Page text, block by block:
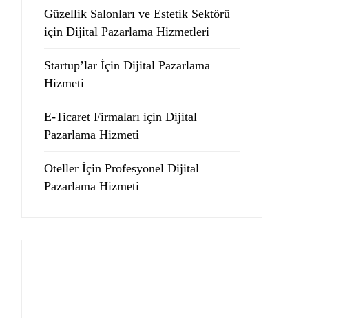
Güzellik Salonları ve Estetik Sektörü
için Dijital Pazarlama Hizmetleri
Startup’lar İçin Dijital Pazarlama
Hizmeti
E-Ticaret Firmaları için Dijital
Pazarlama Hizmeti
Oteller İçin Profesyonel Dijital
Pazarlama Hizmeti